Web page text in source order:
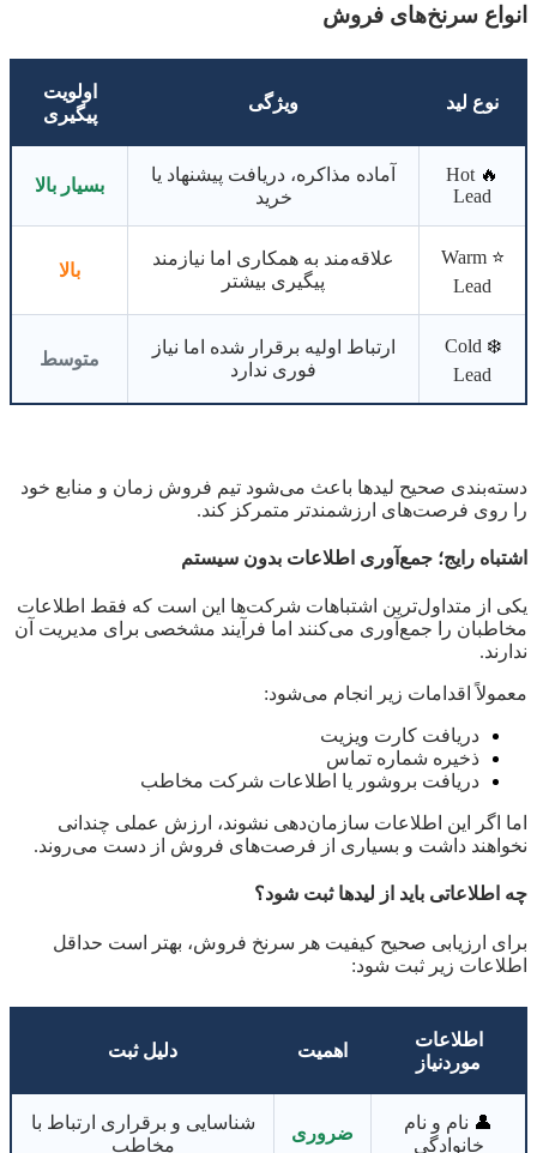
انواع سرنخ‌های فروش
نوع لید ویژگی
اولویت
پیگیری
🔥
Hot
Lead
آماده مذاکره، دریافت پیشنهاد یا
خرید
بسیار بالا
⭐
Warm
Lead
علاقه‌مند به همکاری اما نیازمند
پیگیری بیشتر
بالا
❄️
Cold
Lead
ارتباط اولیه برقرار شده اما نیاز
فوری ندارد
متوسط
دسته‌بندی صحیح لیدها باعث می‌شود تیم فروش زمان و منابع خود
را روی فرصت‌های ارزشمندتر متمرکز کند.
اشتباه رایج؛ جمع‌آوری اطلاعات بدون سیستم
یکی از متداول‌ترین اشتباهات شرکت‌ها این است که فقط اطلاعات
مخاطبان را جمع‌آوری می‌کنند اما فرآیند مشخصی برای مدیریت آن
ندارند.
معمولاً اقدامات زیر انجام می‌شود:
دریافت کارت ویزیت
ذخیره شماره تماس
دریافت بروشور یا اطلاعات شرکت مخاطب
اما اگر این اطلاعات سازمان‌دهی نشوند، ارزش عملی چندانی
نخواهند داشت و بسیاری از فرصت‌های فروش از دست می‌روند.
چه اطلاعاتی باید از لیدها ثبت شود؟
برای ارزیابی صحیح کیفیت هر سرنخ فروش، بهتر است حداقل
اطلاعات زیر ثبت شود:
اطلاعات
موردنیاز
اهمیت دلیل ثبت
👤 نام و نام
خانوادگی
ضروری
شناسایی و برقراری ارتباط با
مخاطب